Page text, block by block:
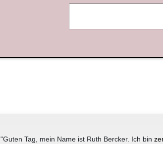
"Guten Tag, mein Name ist Ruth Bercker. Ich bin